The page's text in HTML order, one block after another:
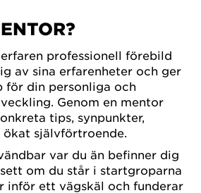
professionell förebild
av sina erfarenheter och ger
för din personliga och
Genom en mentor
tips, synpunkter,
ökat självförtroende.
var du än befinner dig
om du står i startgroparna
inför ett vägskäl och funderar